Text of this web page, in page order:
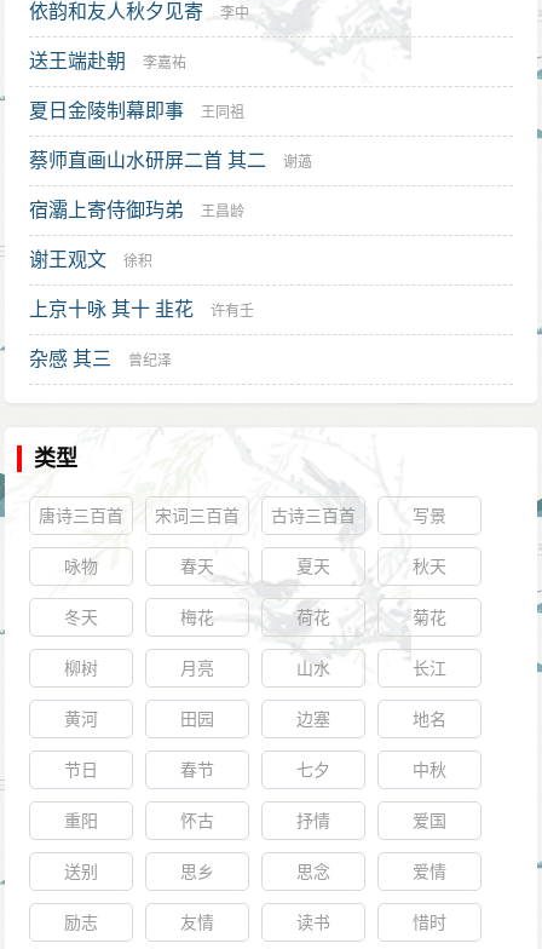
依韵和友人秋夕见寄 李中
送王端赴朝 李嘉祐
夏日金陵制幕即事 王同祖
蔡师直画山水研屏二首 其二 谢薖
宿灞上寄侍御玙弟 王昌龄
谢王观文 徐积
上京十咏 其十 韭花 许有壬
杂感 其三 曾纪泽
类型
唐诗三百首 宋词三百首 古诗三百首 写景
咏物 春天 夏天 秋天
冬天 梅花 荷花 菊花
柳树 月亮 山水 长江
黄河 田园 边塞 地名
节日 春节 七夕 中秋
重阳 怀古 抒情 爱国
送别 思乡 思念 爱情
励志 友情 读书 惜时